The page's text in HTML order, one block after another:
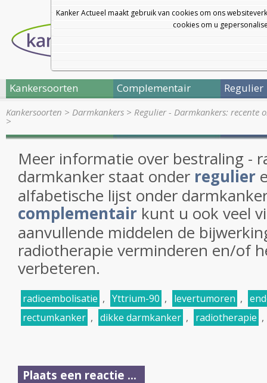
Kanker Actueel maakt gebruik van cookies om ons
cookies om u
Kankersoorten Complementair Regulier
Kankersoorten > Darmkankers > Regulier - Darmkankers: recente
>
Meer informatie over bestraling -
darmkanker staat onder regulier
alfabetische lijst onder
complementair kunt u ook veel
aanvullende middelen de
radiotherapie verminderen en/of
verbeteren.
radioembolisatie , Yttrium-90 , levertumoren ,
rectumkanker , dikke darmkanker , radiotherapie ,
Plaats een reactie ...